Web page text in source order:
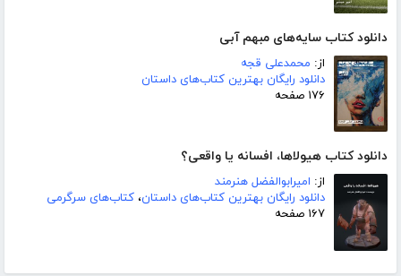
دانلود کتاب سایه‌های مبهم آبی
از: محمدعلی قجه
دانلود رایگان بهترین کتاب‌های داستان
۱۷۶ صفحه
دانلود کتاب هیولاها، افسانه یا واقعی؟
از: امیرابوالفضل هنرمند
دانلود رایگان بهترین کتاب‌های داستان، کتاب‌های سرگرمی
۱۶۷ صفحه